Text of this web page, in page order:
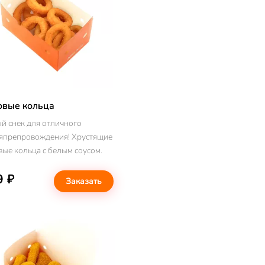
кольца
снек для отличного
Хрустящие
кольца с белым соусом.
₽ Заказать